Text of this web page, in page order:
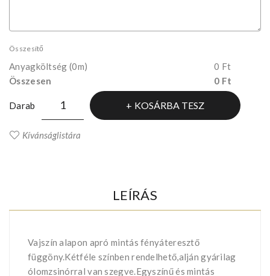
Összesítő
Anyagköltség (0m)
0 Ft
Összesen
0 Ft
Darab KOSÁRBA TESZ
Kívánságlistára
LEÍRÁS
Vajszín alapon apró mintás fényáteresztő
függöny.Kétféle színben rendelhető,alján gyárilag
ólomzsinórral van szegve.Egyszínű és mintás